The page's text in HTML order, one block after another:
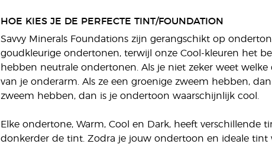
HOE KIES JE DE PERFECTE TINT/FOUNDATION
Savvy Minerals Foundations zijn gerangschikt op
goudkleurige ondertonen, terwijl onze Cool-kleuren het
hebben neutrale ondertonen. Als je niet zeker weet
van je onderarm. Als ze een groenige zweem hebben,
zweem hebben, dan is je ondertoon waarschijnlijk cool.
Elke ondertone, Warm, Cool en Dark, heeft
donkerder de tint. Zodra je jouw ondertoon en ideale